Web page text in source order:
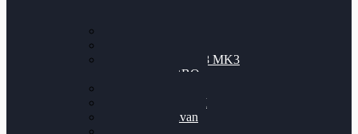
Nissan GT-R35 3.8 MK3
V6 TWINTURBO
VW Passat 2.0TDI
VW T6 Multivan